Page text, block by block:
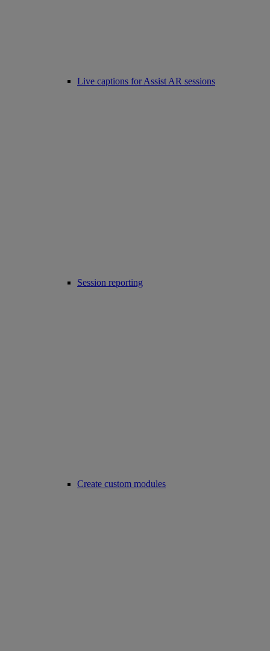
Live captions for Assist AR sessions
Session reporting
Create custom modules